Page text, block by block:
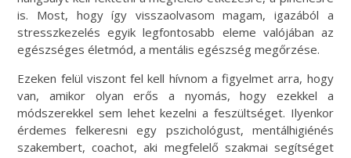
is. Most, hogy így visszaolvasom magam, igazából a
stresszkezelés egyik legfontosabb eleme valójában az
egészséges életmód, a mentális egészség megőrzése.
Ezeken felül viszont fel kell hívnom a figyelmet arra, hogy
van, amikor olyan erős a nyomás, hogy ezekkel a
módszerekkel sem lehet kezelni a feszültséget. Ilyenkor
érdemes felkeresni egy pszichológust, mentálhigiénés
szakembert, coachot, aki megfelelő szakmai segítséget